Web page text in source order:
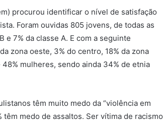
procurou identificar o nível de satisfação
Foram ouvidas 805 jovens, de todas as
e 7% da classe A. E com a seguinte
zona oeste, 3% do centro, 18% da zona
mulheres, sendo ainda 34% de etnia
têm muito medo da “violência em
têm medo de assaltos. Ser vítima de racismo